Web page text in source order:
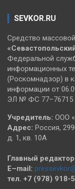
SEVKOR.RU
Средство
Федеральной
информационных
(Роскомнадзор) в
информации от
ЭЛ № ФС 77–76715
Учредитель: ООО
Адрес: Россия,
д. 1, кв. 10А
Главный
E–mail:
тел. +7 (978) 918-